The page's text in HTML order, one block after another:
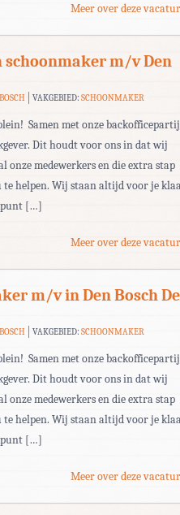
Meer over deze
schoonmaker m/v Den
VAKGEBIED:SCHOONMAKER
Samen met onze backofficepartij
Dit houdt voor ons in dat wij
medewerkers en die extra stap
te helpen. Wij staan altijd voor je
[…]
Meer over deze
m/v in Den Bosch
VAKGEBIED:SCHOONMAKER
Samen met onze backofficepartij
Dit houdt voor ons in dat wij
medewerkers en die extra stap
te helpen. Wij staan altijd voor je
[…]
Meer over deze